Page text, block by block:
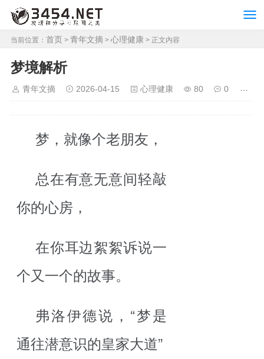
当前位置： 首页 > 青年文摘 > 心理健康 > 正文内容
梦境解析
青年文摘 2026-04-15 心理健康 80 0
梦，就像个老朋友，
总在有意无意间轻敲
你的心房，
在你耳边絮絮诉说一
个又一个的故事。
弗洛伊德说，“梦是
通往潜意识的皇家大道”